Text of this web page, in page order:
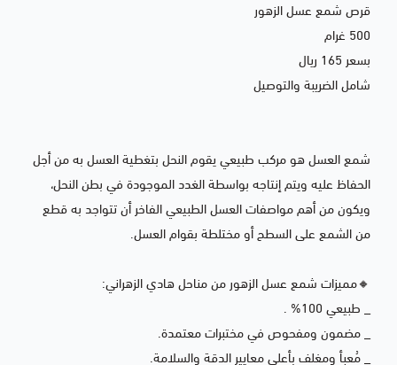
قرص شمع عسل الزهور
500 غرام
بسعر 165 ريال
شامل الضريبة والتوصيل
شمع العسل هو مركب طبيعي يقوم النحل بتغطية العسل به من أجل
الحفاظ عليه ويتم إنتاجه بواسطة الغدد الموجودة في بطن النحل،
ويكون من أهم مواصفات العسل الطبيعي الفاخر أن تتواجد به قطع
من الشمع على السطح أو مختلطة بقوام العسل.
🔸مميزات شمع عسل الزهور من مناحل هادي الزهراني:
_ طبيعي 100% .
_ مضمون ومفحوص في مختبرات معتمدة.
_ مُعبأ ومغلف بأعلى معايير الدقة والسلامة.